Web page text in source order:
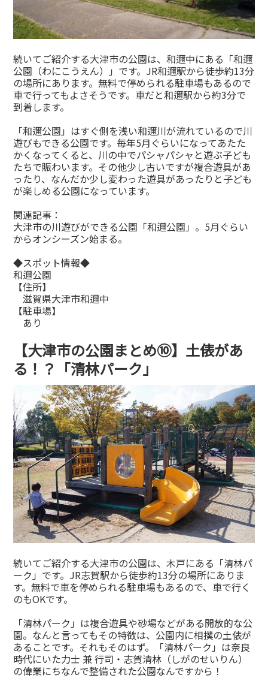
続いてご紹介する大津市の公園は、和邇中にある「和邇
公園（わにこうえん）」です。JR和邇駅から徒歩約13分
の場所にあります。無料で停められる駐車場もあるので
車で行ってもよさそうです。車だと和邇駅から約3分で
到着します。
「和邇公園」はすぐ側を浅い和邇川が流れているので川
遊びもできる公園です。毎年5月ぐらいになってあたた
かくなってくると、川の中でパシャパシャと遊ぶ子ども
たちで賑わいます。その他少し古いですが複合遊具があ
ったり、なんだか少し変わった遊具があったりと子ども
が楽しめる公園になっています。
関連記事：
大津市の川遊びができる公園「和邇公園」。5月ぐらい
からオンシーズン始まる。
◆スポット情報◆
和邇公園
【住所】
滋賀県大津市和邇中
【駐車場】
あり
【大津市の公園まとめ⑩】土俵があ
る！？「清林パーク」
続いてご紹介する大津市の公園は、木戸にある「清林パ
ーク」です。JR志賀駅から徒歩約13分の場所にありま
す。無料で車を停められる駐車場もあるので、車で行く
のもOKです。
「清林パーク」は複合遊具や砂場などがある開放的な公
園。なんと言ってもその特徴は、公園内に相撲の土俵が
あることです。それもそのはず。「清林パーク」は奈良
時代にいた力士 兼 行司・志賀清林（しがのせいりん）
の偉業にちなんで整備された公園なんですから！